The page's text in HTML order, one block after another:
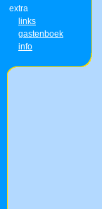
extra
links
gastenboek
info